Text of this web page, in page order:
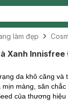
làm đẹp
Xanh
da khô căng và
màng, săn
của thương